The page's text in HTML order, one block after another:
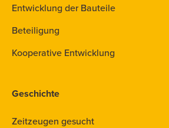
Entwicklung der Bauteile
Beteiligung
Kooperative Entwicklung
Geschichte
Zeitzeugen gesucht